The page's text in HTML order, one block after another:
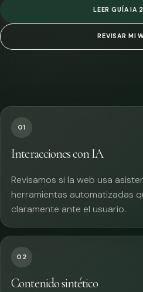
LEER GUÍA IA
REVISAR MI
01
Interacciones con IA
Revisamos si la web usa
herramientas automatizadas
claramente ante el usuario.
02
Contenido sintético